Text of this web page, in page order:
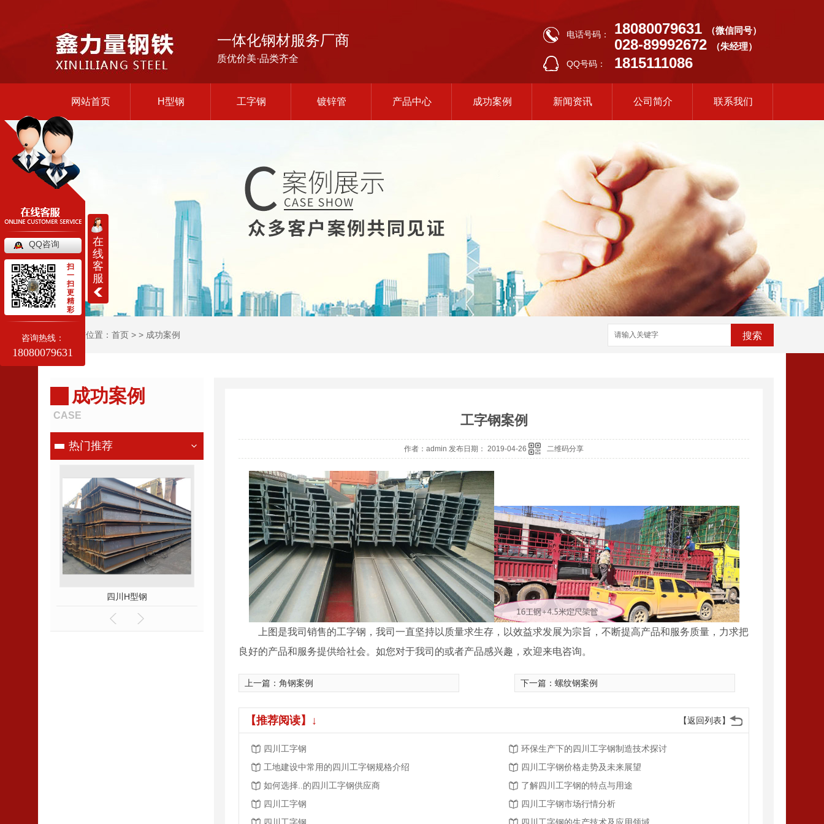
一体化钢材服务厂商
质优价美·品类齐全
电话号码： 18080079631 （微信同号）
028-89992672 （朱经理）
QQ号码： 1815111086
网站首页 H型钢 工字钢 镀锌管 产品中心 成功案例 新闻资讯 公司简介 联系我们
当前位置： 首页 > > 成功案例 搜索
成功案例
CASE
热门推荐
四川H型钢 四川工字钢 四川镀锌管 四川方管 四川H型钢厂家
工字钢案例
作者：admin 发布日期： 2019-04-26 二维码分享
上图是我司销售的工字钢，我司一直坚持以质量求生存，以效益求发展为宗旨，不断提高产品和服务质量，力求把
良好的产品和服务提供给社会。如您对于我司的或者产品感兴趣，欢迎来电咨询。
上一篇： 角钢案例 下一篇： 螺纹钢案例
【返回列表】
【推荐阅读】↓
四川工字钢
环保生产下的四川工字钢制造技术探讨
工地建设中常用的四川工字钢规格介绍
四川工字钢价格走势及未来展望
如何选择..的四川工字钢供应商
了解四川工字钢的特点与用途
四川工字钢
四川工字钢市场行情分析
四川工字钢
四川工字钢的生产技术及应用领域
在
线
客
服
QQ咨询
扫
一
扫
更
精
彩
咨询热线：
18080079631